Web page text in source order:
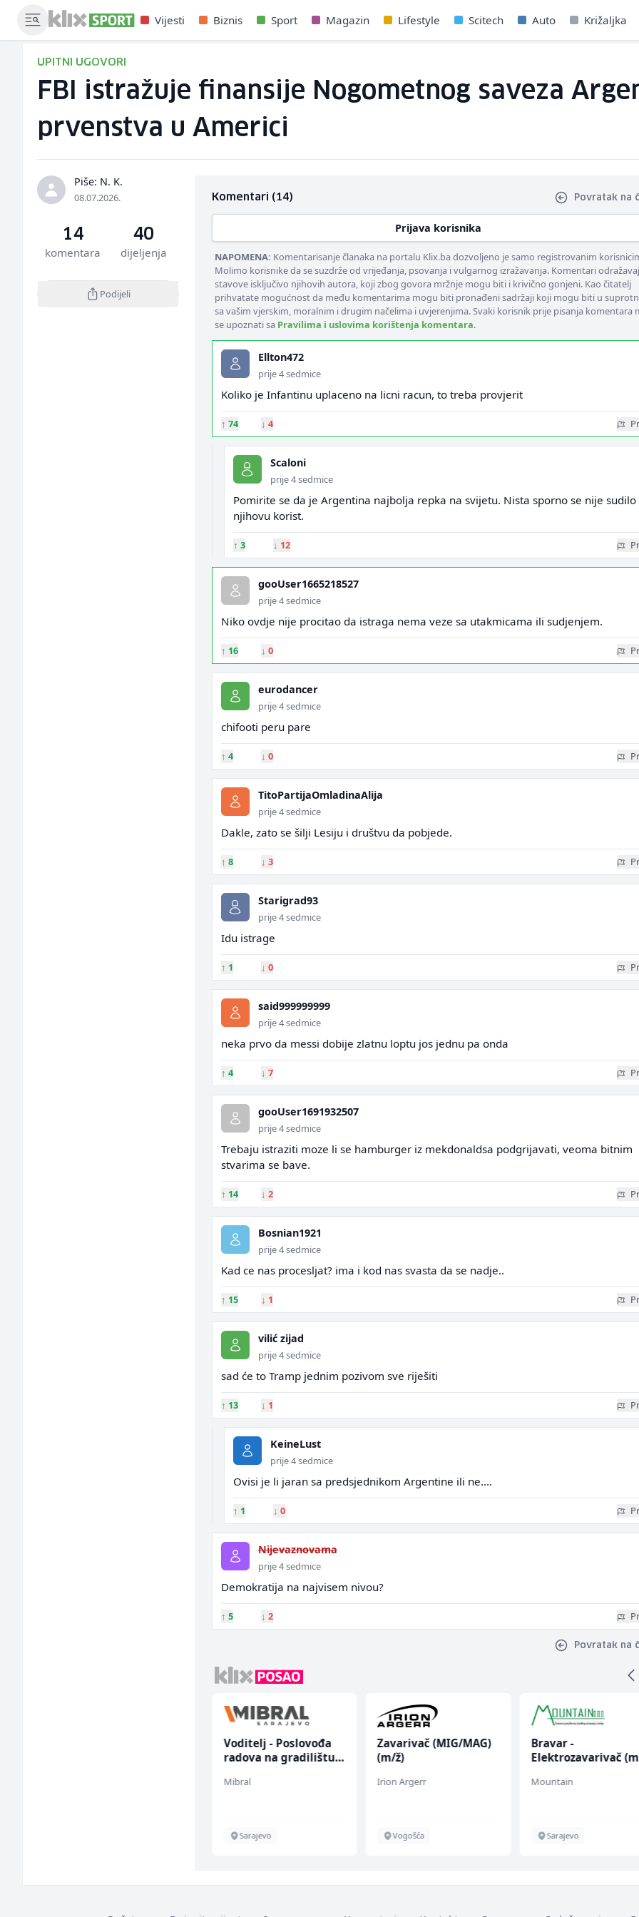
Vijesti Biznis Sport Magazin Lifestyle Scitech Auto Križaljka
UPITNI UGOVORI
FBI istražuje finansije Nogometnog saveza
prvenstva u Americi
Piše: N. K.
08.07.2026.
14
komentara
40
dijeljenja
Podijeli
Komentari (14) Povratak na
Prijava korisnika
NAPOMENA: Komentarisanje članaka na portalu Klix.ba dozvoljeno je samo registrovanim
Molimo korisnike da se suzdrže od vrijeđanja, psovanja i vulgarnog izražavanja. Komentari
stavove isključivo njihovih autora, koji zbog govora mržnje mogu biti i krivično gonjeni. Kao čitatelj
prihvatate mogućnost da među komentarima mogu biti pronađeni sadržaji koji mogu biti u
sa vašim vjerskim, moralnim i drugim načelima i uvjerenjima. Svaki korisnik prije pisanja komentara
se upoznati sa Pravilima i uslovima korištenja komentara.
Ellton472
prije 4 sedmice
Koliko je Infantinu uplaceno na licni racun, to treba provjerit
↑ 74 ↓ 4
Scaloni
prije 4 sedmice
Pomirite se da je Argentina najbolja repka na svijetu. Nista sporno se nije sudilo
njihovu korist.
↑ 3 ↓ 12
gooUser1665218527
prije 4 sedmice
Niko ovdje nije procitao da istraga nema veze sa utakmicama ili sudjenjem.
↑ 16 ↓ 0
eurodancer
prije 4 sedmice
chifooti peru pare
↑ 4 ↓ 0
TitoPartijaOmladinaAlija
prije 4 sedmice
Dakle, zato se šilji Lesiju i društvu da pobjede.
↑ 8 ↓ 3
Starigrad93
prije 4 sedmice
Idu istrage
↑ 1 ↓ 0
said999999999
prije 4 sedmice
neka prvo da messi dobije zlatnu loptu jos jednu pa onda
↑ 4 ↓ 7
gooUser1691932507
prije 4 sedmice
Trebaju istraziti moze li se hamburger iz mekdonaldsa podgrijavati, veoma bitnim
stvarima se bave.
↑ 14 ↓ 2
Bosnian1921
prije 4 sedmice
Kad ce nas procesljat? ima i kod nas svasta da se nadje..
↑ 15 ↓ 1
vilić zijad
prije 4 sedmice
sad će to Tramp jednim pozivom sve riješiti
↑ 13 ↓ 1
KeineLust
prije 4 sedmice
Ovisi je li jaran sa predsjednikom Argentine ili ne....
↑ 1 ↓ 0
Nijevaznovama
prije 4 sedmice
Demokratija na najvisem nivou?
↑ 5 ↓ 2
Povratak na
Voditelj - Poslovođa
radova na gradilištu
Mibral
Sarajevo
Zavarivač (MIG/MAG)
(m/ž)
Irion Argerr
Vogošća
Bravar -
Elektrozavarivač
Mountain
Sarajevo